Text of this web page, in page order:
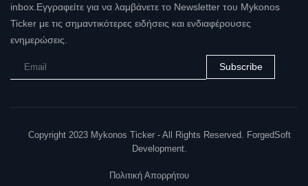
inbox.Εγγραφείτε για να λαμβάνετε το Newsletter του Mykonos
Ticker με τις σημαντικότερες ειδήσεις και ενδιαφέρουσες
ενημερώσεις.
Subscribe
Copyright 2023 Mykonos Ticker - All Rights Reserved. ForgedSoft
Development.
Πολιτική Απορρήτου